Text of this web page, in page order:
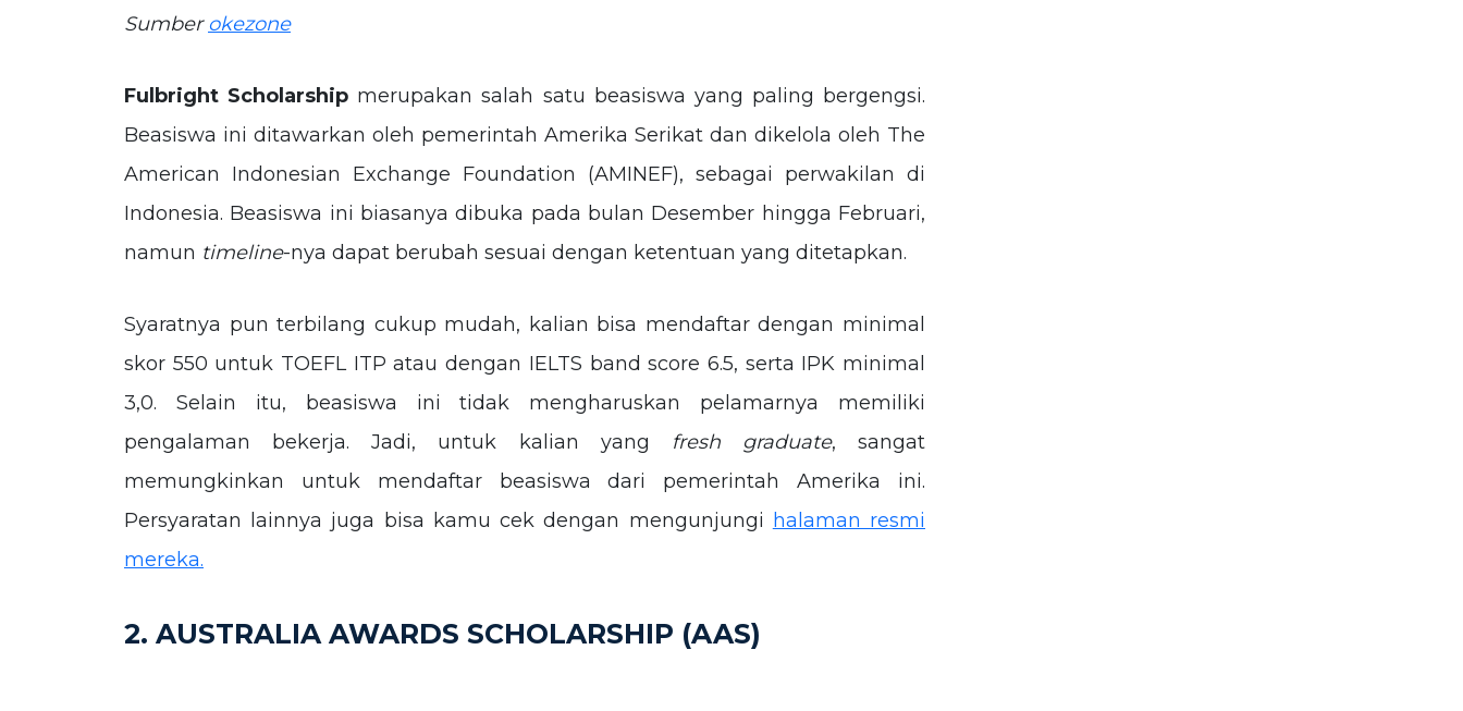
Sumberokezone
Fulbright Scholarship merupakan salah satu beasiswa yang paling bergengsi.
Beasiswa ini ditawarkan oleh pemerintah Amerika Serikat dan dikelola oleh The
American Indonesian Exchange Foundation (AMINEF), sebagai perwakilan di
Indonesia. Beasiswa ini biasanya dibuka pada bulan Desember hingga Februari,
namun timeline-nya dapat berubah sesuai dengan ketentuan yang ditetapkan.
Syaratnya pun terbilang cukup mudah, kalian bisa mendaftar dengan minimal
skor 550 untuk TOEFL ITP atau dengan IELTS band score 6.5, serta IPK minimal
3,0. Selain itu, beasiswa ini tidak mengharuskan pelamarnya memiliki
pengalaman bekerja. Jadi, untuk kalian yang
fresh graduate, sangat
memungkinkan untuk mendaftar beasiswa dari pemerintah Amerika ini.
Persyaratan lainnya juga bisa kamu cek dengan mengunjungi halaman resmi
mereka.
2. AUSTRALIA AWARDS SCHOLARSHIP (AAS)